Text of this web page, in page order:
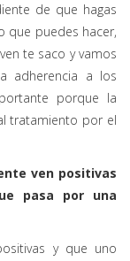
de que hagas
que puedes hacer,
te saco y vamos
adherencia a los
porque la
tratamiento por el
ven positivas
pasa por una
y que uno